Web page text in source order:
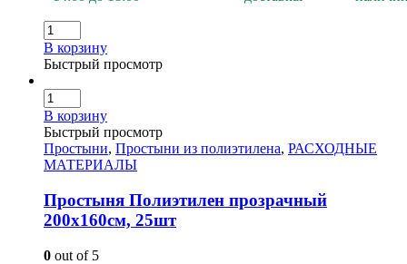
В корзину
Быстрый просмотр
В корзину
Быстрый просмотр
Простыни, Простыни из полиэтилена, РАСХОДНЫЕ
МАТЕРИАЛЫ
Простыня Полиэтилен прозрачный
200х160см, 25шт
0 out of 5